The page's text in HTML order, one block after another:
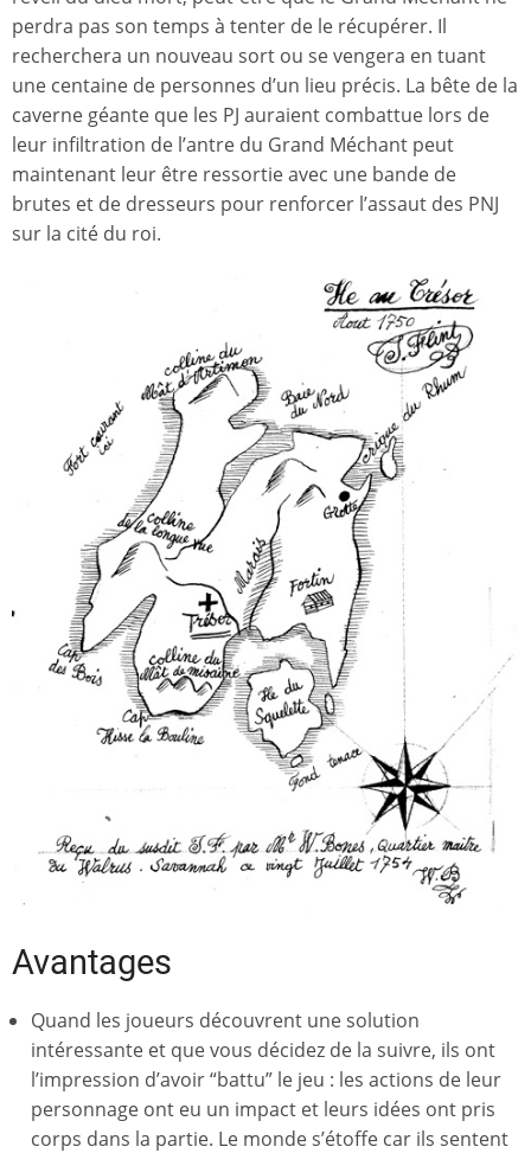
perdra pas son temps à tenter de le récupérer. Il
recherchera un nouveau sort ou se vengera en tuant
une centaine de personnes d’un lieu précis. La bête de la
caverne géante que les PJ auraient combattue lors de
leur infiltration de l’antre du Grand Méchant peut
maintenant leur être ressortie avec une bande de
brutes et de dresseurs pour renforcer l’assaut des PNJ
sur la cité du roi.
Avantages
Quand les joueurs découvrent une solution
intéressante et que vous décidez de la suivre, ils ont
l’impression d’avoir “battu” le jeu : les actions de leur
personnage ont eu un impact et leurs idées ont pris
corps dans la partie. Le monde s’étoffe car ils sentent